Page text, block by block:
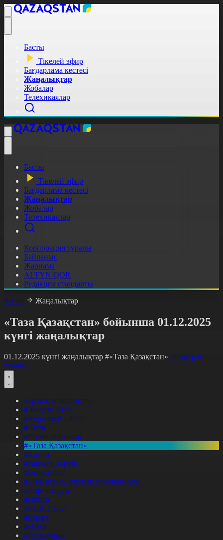
Басты
Тікелей эфир
Бағдарлама кестесі
Жаңалықтар
Жобалар
Телехикаялар
Басты
Тікелей эфир
Бағдарлама кестесі
Жаңалықтар
Жобалар
Телехикаялар
Корпорация туралы
Байланыс
Жарнама
ALTYN QOR
Редакция стандарты
Басты
Жаңалықтар
«Таза Қазақстан» бойынша 01.12.2025
күнгі жаңалықтар
01.12.2025 күнгі жаңалықтар #«Таза Қазақстан» Фильтрді
тазалау
Барлық жаңалықтар
#Жолдау 2025
#Құрылтай - 2026
#Апта
#Ресми оқиғалар
#«Таза Қазақстан»
#Қоғам
#Заң мен тәртіп
#Экономика
#«100 кітап» ұлттық сауалнамасы
#Референдум
#Оқиға
#EURO 2024
#Спорт
#Әлем
#Денсаулық